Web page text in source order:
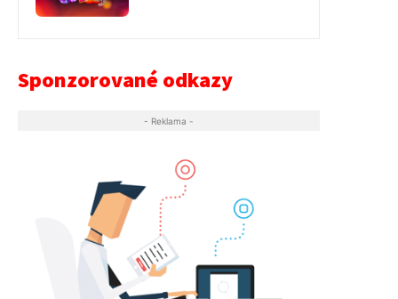
Sponzorované odkazy
- Reklama -